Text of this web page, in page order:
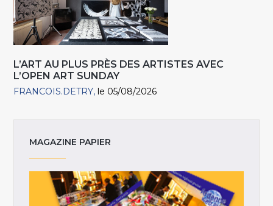
L’ART AU PLUS PRÈS DES ARTISTES AVEC
L’OPEN ART SUNDAY
FRANCOIS.DETRY le 05/08/2026
MAGAZINE PAPIER